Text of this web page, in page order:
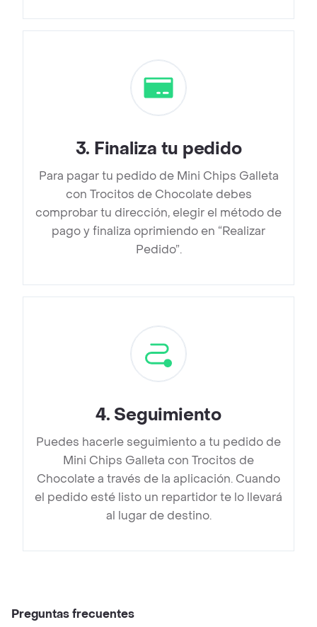
3. Finaliza tu pedido
Para pagar tu pedido de Mini Chips Galleta
con Trocitos de Chocolate debes
comprobar tu dirección, elegir el método de
pago y finaliza oprimiendo en “Realizar
Pedido”.
4. Seguimiento
Puedes hacerle seguimiento a tu pedido de
Mini Chips Galleta con Trocitos de
Chocolate a través de la aplicación. Cuando
el pedido esté listo un repartidor te lo llevará
al lugar de destino.
Preguntas frecuentes